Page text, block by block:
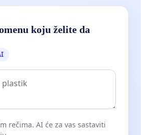
koju želite da
rečima. AI će za vas sastaviti